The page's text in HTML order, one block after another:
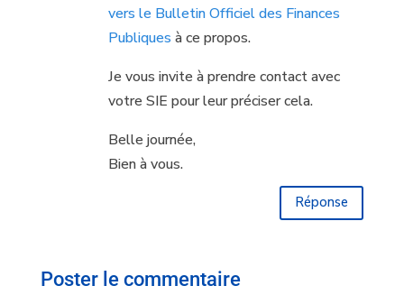
vers le Bulletin Officiel des Finances
Publiques à ce propos.
Je vous invite à prendre contact avec
votre SIE pour leur préciser cela.
Belle journée,
Bien à vous.
Réponse
Poster le commentaire